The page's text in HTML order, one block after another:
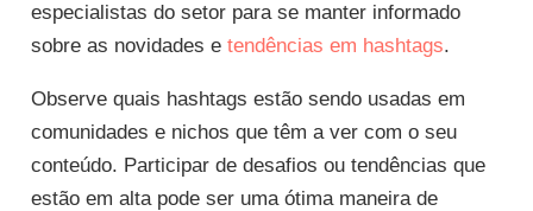
especialistas do setor para se manter informado
sobre as novidades e tendências em hashtags.
Observe quais hashtags estão sendo usadas em
comunidades e nichos que têm a ver com o seu
conteúdo. Participar de desafios ou tendências que
estão em alta pode ser uma ótima maneira de